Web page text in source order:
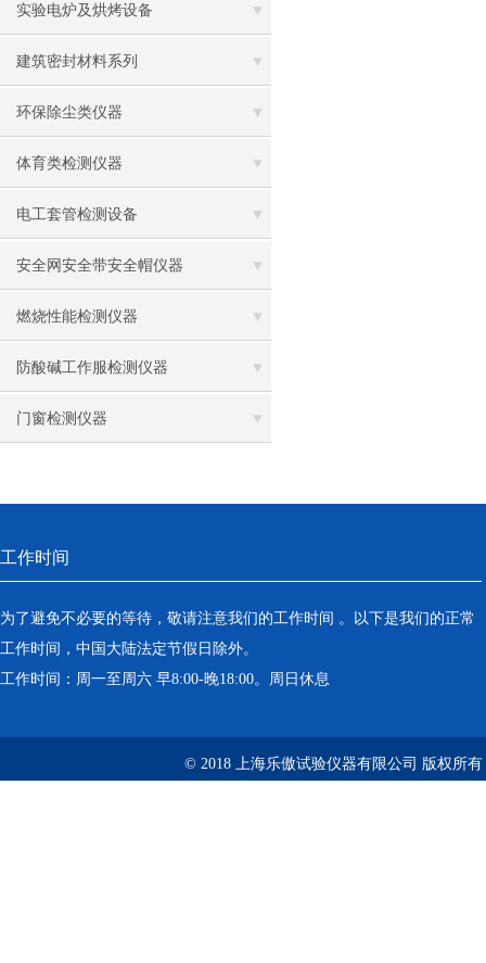
实验电炉及烘烤设备
建筑密封材料系列
环保除尘类仪器
体育类检测仪器
电工套管检测设备
安全网安全带安全帽仪器
燃烧性能检测仪器
防酸碱工作服检测仪器
门窗检测仪器
工作时间
为了避免不必要的等待，敬请注意我们的工作时间 。以下是我们的正常
工作时间，中国大陆法定节假日除外。
工作时间：周一至周六 早8:00-晚18:00。周日休息
© 2018 上海乐傲试验仪器有限公司 版权所